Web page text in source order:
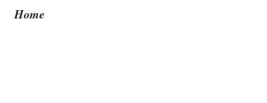
Home